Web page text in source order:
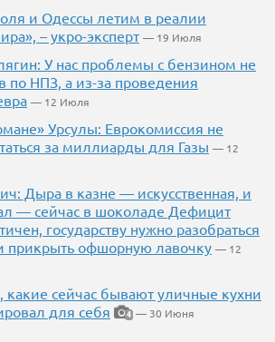
и Одессы летим в реалии
– укро-эксперт — 19 Июля
У нас проблемы с бензином не
по НПЗ, а из-за проведения
— 12 Июля
Урсулы: Еврокомиссия не
за миллиарды для Газы — 12
Дыра в казне — искусственная, и
— сейчас в шоколаде Дефицит
государству нужно разобраться
прикрыть офшорную лавочку — 12
какие сейчас бывают уличные кухни
для себя
4 — 30 Июня